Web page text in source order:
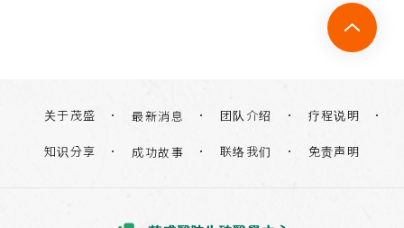
关于茂盛 最新消息 团队介绍 疗程说明
知识分享 成功故事 联络我们 免责声明